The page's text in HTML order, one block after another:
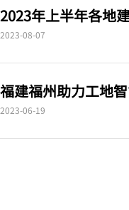
2023年上半年各地
2023-08-07
福建福州助力工地
2023-06-19